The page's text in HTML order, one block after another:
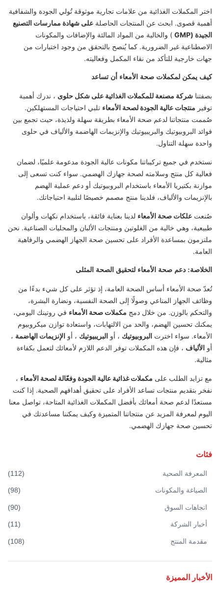
اختر المكملات الغذائية من علامات تجارية موثوقة تُولي الجودة والشفافية
أهمية قصوى. ابحث عن المنتجات الحاصلة على شهادة ممارسات التصنيع
الجيدة (GMP
) والخالية من المواد المالئة والإضافات والمكونات
الاصطناعية غير الضرورية. كما يُنصح بالتحقق من وجود اختبارات من
جهات خارجية للتأكد من نقاء المكمل وفعاليته.
كيف يمكن لمكملات صحة الأمعاء أن تساعد
بصفتنا شركة مصنعة للمكملات الغذائية على شكل حلوى ، ندرك أهمية
توفير منتجات عالية الجودة لصحة الأمعاء تلبي احتياجات المستهلكين.
صُممت منتجاتنا لدعم صحة الأمعاء بطريقة سهلة ولذيذة، حيث تجمع بين
فوائد البروبيوتيك والبريبيوتيك والإنزيمات الهاضمة والألياف في حلوى
واحدة سهلة التناول.
نستخدم في جميع تركيباتنا مكونات عالية الجودة مدعومة علميًا، لضمان
فعالية كل منتج وسلامته لصحة جهازك الهضمي. سواء كنت تسعى إلى
موازنة بكتيريا الأمعاء باستخدام البروبيوتيك أو دعم عملية الهضم
بالإنزيمات والألياف، فلدينا منتج مصمم خصيصًا لتلبية احتياجاتك.
صُنعت علكات صحة الأمعاء لدينا بعناية فائقة، باستخدام نكهات وألوان
طبيعية، وهي خالية من الغلوتين ومنتجات الألبان والمحليات الصناعية. نحن
ملتزمون بمساعدة الأفراد على تحسين صحة الجهاز الهضمي والرفاهية
العامة.
الخلاصة: دعم صحة الأمعاء لتحقيق الصحة المثلى
تُعدّ صحة الأمعاء أساس الصحة العامة، إذ تؤثر على كل شيء بدءًا من
وظائف الجهاز المناعي وصولًا إلى الصحة النفسية، ونضارة البشرة،
والتحكم بالوزن. من خلال دمج مكملات صحة الأمعاء في روتينك اليومي،
يمكنك تحسين الهضم، والحد من الالتهابات، واستعادة توازن ميكروبيوم
الأمعاء. سواء اخترت البروبيوتيك ، أو البريبيوتيك ، أو الإنزيمات الهاضمة ،
أو الألياف ، فإن هذه المكملات توفر الدعم اللازم لأمعائك لتعمل بكفاءة
مثالية.
مع تزايد الطلب على مكملات غذائية عالية الجودة وفعّالة لصحة الأمعاء ،
نفخر بتقديم منتجات تساعد الأفراد على تحقيق أهدافهم الصحية. إذا كنت
مستعدًا لدعم صحة أمعائك بأفضل المكملات الغذائية المتاحة، تواصل معنا
اليوم لمعرفة المزيد عن منتجاتنا المتميزة وكيف يمكننا مساعدتك في
تحسين صحة جهازك الهضمي.
فئات
المعرفة الصحية (
112
)
الصياغة والمكونات (
98
)
اتجاهات السوق (
90
)
أخبار الشركة (
11
)
مقدمة المنتج (
108
)
الأخبار المميزة